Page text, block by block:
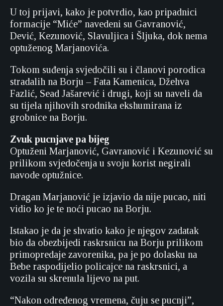
U toj prijavi, kako je potvrdio, kao pripadnici
formacije “Miće” navedeni su Gavranović,
Dević, Kezunović, Slavuljica i Šljuka, dok nema
optuženog Marjanovića.
Tokom suđenja svjedočili su i članovi porodica
stradalih na Borju – Fata Kamenica, Džehva
Fazlić, Sead Jašarević i drugi, koji su naveli da
su tijela njihovih srodnika ekshumirana iz
grobnice na Borju.
Zvuk pucnjave pa bijeg
Optuženi Marjanović, Gavranović i Kezunović su
prilikom svjedočenja u svoju korist negirali
navode optužnice.
Dragan Marjanović je izjavio da nije pucao, niti
vidio ko je te noći pucao na Borju.
Istakao je da je shvatio kako je njegov zadatak
bio da obezbijedi raskrsnicu na Borju prilikom
primopredaje zavorenika, pa je po dolasku na
Bebe raspodijelio policajce na raskrsnici, a
vozila su skrenula lijevo na put.
“Nakon određenog vremena, čuju se pucnji”,